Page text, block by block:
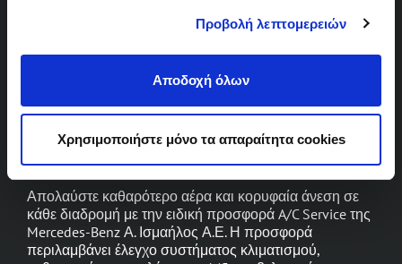
Προβολή λεπτομερειών
Αποδοχή όλων
Χρησιμοποιήστε μόνο τα απαραίτητα cookies
Καλοκαιρινή Προσφορά
Κλιματισμού Αυτοκινήτου
100€(συμπ. Φ.Π.Α.)
Απολαύστε καθαρότερο αέρα και κορυφαία άνεση σε
κάθε διαδρομή με την ειδική προσφορά A/C Service της
Mercedes-Benz Α. Ισμαήλος Α.Ε. Η προσφορά
περιλαμβάνει έλεγχο συστήματος κλιματισμού,